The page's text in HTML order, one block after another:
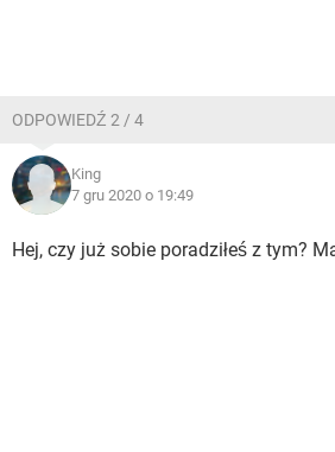
ODPOWIEDŹ 2 / 4
King
7 gru 2020 o 19:49
Hej, czy już sobie poradziłeś z tym?